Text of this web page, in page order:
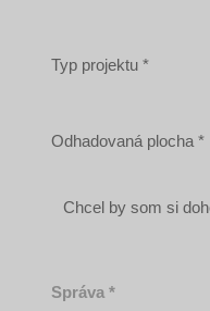
Typ
projektu
Odhadovaná
Chcel by som si
Správa